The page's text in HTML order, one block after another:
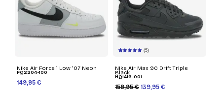
Nike Air Force 1 Low '07 Neon
FQ2204-100
149,95 €
(5)
Nike Air Max 90 Drift Triple
Black
HQ1416-001
159,95 € 139,95 €